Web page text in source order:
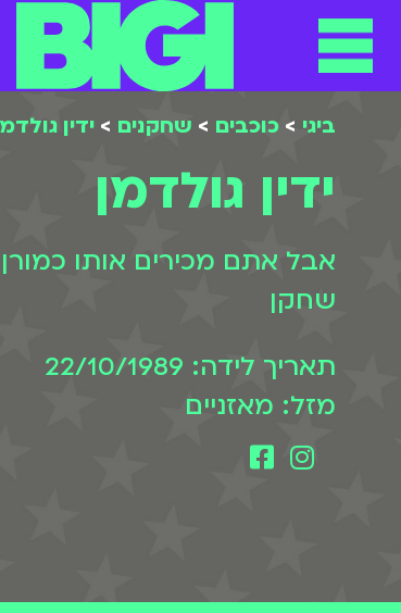
ביגי > כוכבים > שחקנים > ידין
ידין גולדמן
אבל אתם מכירים אותו
שחקן
תאריך לידה: 22/10/1989
מזל: מאזניים